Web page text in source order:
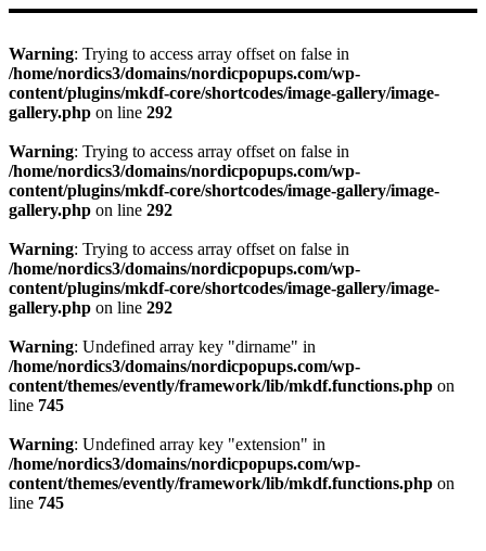
Warning: Trying to access array offset on false in
/home/nordics3/domains/nordicpopups.com/wp-
content/plugins/mkdf-core/shortcodes/image-gallery/image-
gallery.php on line 292
Warning: Trying to access array offset on false in
/home/nordics3/domains/nordicpopups.com/wp-
content/plugins/mkdf-core/shortcodes/image-gallery/image-
gallery.php on line 292
Warning: Trying to access array offset on false in
/home/nordics3/domains/nordicpopups.com/wp-
content/plugins/mkdf-core/shortcodes/image-gallery/image-
gallery.php on line 292
Warning: Undefined array key "dirname" in
/home/nordics3/domains/nordicpopups.com/wp-
content/themes/evently/framework/lib/mkdf.functions.php on
line 745
Warning: Undefined array key "extension" in
/home/nordics3/domains/nordicpopups.com/wp-
content/themes/evently/framework/lib/mkdf.functions.php on
line 745